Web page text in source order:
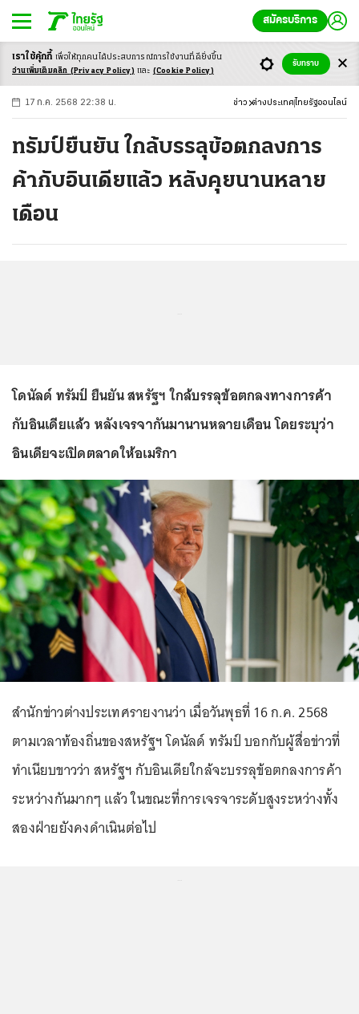
สมัครบริการ
-ก ก ก+
17 ก.ค. 2568 22:38 น. ข่าว ต่างประเทศ ไทยรัฐออนไลน์
ทรัมป์ยืนยัน ใกล้บรรลุข้อตกลงการ
ค้ากับอินเดียแล้ว หลังคุยนานหลาย
เดือน
โดนัลด์ ทรัมป์ ยืนยัน สหรัฐฯ ใกล้บรรลุข้อตกลงทางการค้า
กับอินเดียแล้ว หลังเจรจากันมานานหลายเดือน โดยระบุว่า
อินเดียจะเปิดตลาดให้อเมริกา
สำนักข่าวต่างประเทศรายงานว่า เมื่อวันพุธที่ 16 ก.ค. 2568
ตามเวลาท้องถิ่นของสหรัฐฯ โดนัลด์ ทรัมป์ บอกกับผู้สื่อข่าวที่
ทำเนียบขาวว่า สหรัฐฯ กับอินเดียใกล้จะบรรลุข้อตกลงการค้า
ระหว่างกันมากๆ แล้ว ในขณะที่การเจรจาระดับสูงระหว่างทั้ง
สองฝ่ายยังคงดำเนินต่อไป
เราใช้คุ้กกี้ เพื่อให้ทุกคนได้ประสบการณ์การใช้งานที่ดียิ่งขึ้น
อ่านเพิ่มเติมคลิก (Privacy Policy) และ (Cookie Policy)
รับทราบ